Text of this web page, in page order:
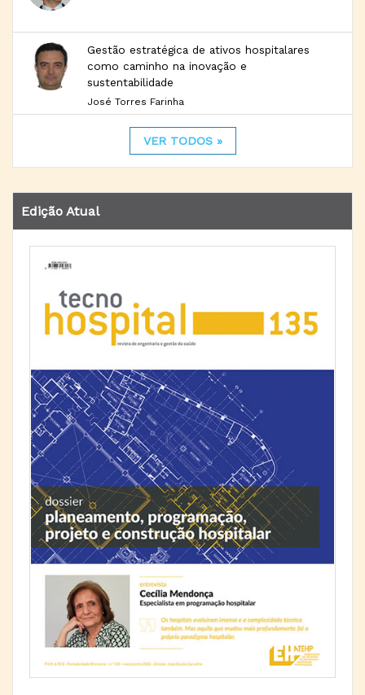
Gestão estratégica de ativos hospitalares
como caminho na inovação e
sustentabilidade
José Torres Farinha
VER TODOS »
Edição Atual